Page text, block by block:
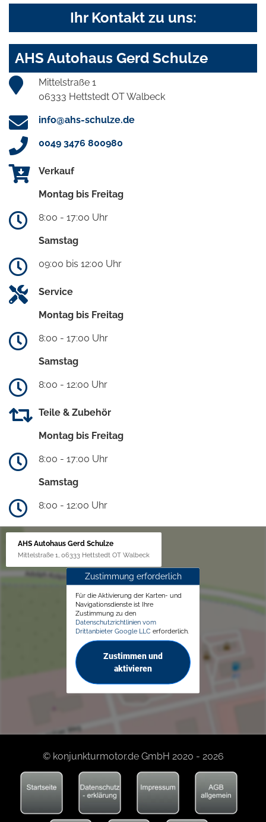
Ihr Kontakt zu uns:
AHS Autohaus Gerd Schulze
Mittelstraße 1
06333 Hettstedt OT Walbeck
info@ahs-schulze.de
0049 3476 800980
Verkauf
Montag bis Freitag
8:00 - 17:00 Uhr
Samstag
09:00 bis 12:00 Uhr
Service
Montag bis Freitag
8:00 - 17:00 Uhr
Samstag
8:00 - 12:00 Uhr
Teile & Zubehör
Montag bis Freitag
8:00 - 17:00 Uhr
Samstag
8:00 - 12:00 Uhr
AHS Autohaus Gerd Schulze
Mittelstraße 1, 06333 Hettstedt OT Walbeck
Zustimmung erforderlich
Für die Aktivierung der Karten- und
Navigationsdienste ist Ihre
Zustimmung zu den
Datenschutzrichtlinien vom
Drittanbieter Google LLC erforderlich.
Zustimmen und
aktivieren
© konjunkturmotor.de GmbH 2020 - 2026